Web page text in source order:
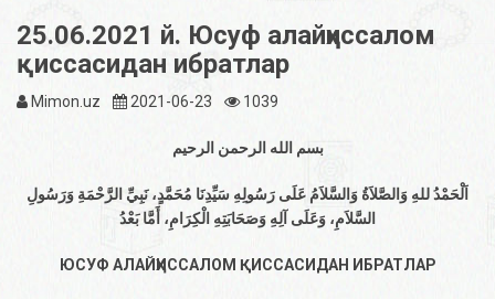
25.06.2021 й. Юсуф алайҳиссалом
қиссасидан ибратлар
Mimon.uz 2021-06-23 1039
بسم الله الرحمن الرحيم
اَلْحَمْدُ للهِ وَالصَّلاَةُ وَالسَّلاَمُ عَلَى رَسُولِهِ سَيِّدِنَا مُحَمَّدٍ، نَبِيِّ الرَّحْمَةِ وَرَسُولِ
السَّلاَمِ، وَعَلَى آلِهِ وَصَحَابَتِهِ الْكِرَامِ، أَمَّا بَعْدُ
ЮСУФ АЛАЙҲИССАЛОМ ҚИССАСИДАН ИБРАТЛАР